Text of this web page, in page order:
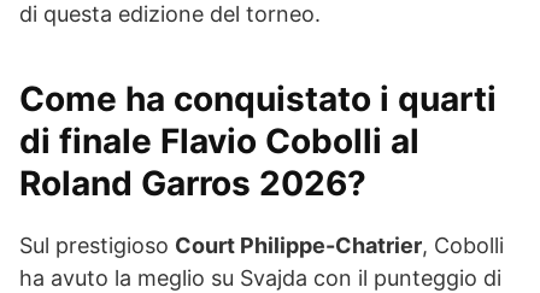
di questa edizione del torneo.
Come ha conquistato i quarti
di finale Flavio Cobolli al
Roland Garros 2026?
Sul prestigioso Court Philippe-Chatrier, Cobolli
ha avuto la meglio su Svajda con il punteggio di